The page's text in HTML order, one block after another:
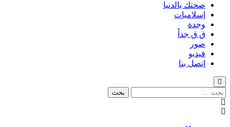
صحتك بالدنيا
إسلاميات
وجدة
ق ق جداً
صور
فيديو
إتصل بنا
البحث
عن: